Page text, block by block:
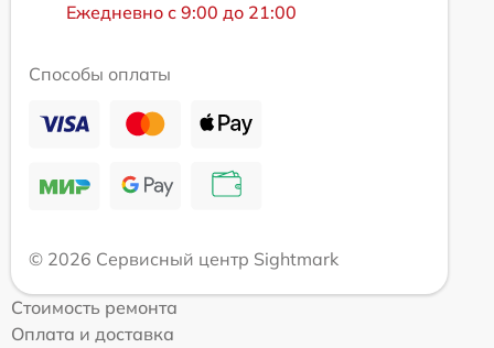
Ежедневно с 9:00 до 21:00
Способы оплаты
© 2026 Сервисный центр Sightmark
Стоимость ремонта
Оплата и доставка